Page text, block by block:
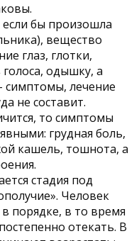
бы произошла
вещество
глаз, глотки,
голоса, одышку, а
симптомы, лечение
не составит.
то симптомы
грудная боль,
кашель, тошнота, а
стадия под
Человек
порядке, в то время
отекать. В